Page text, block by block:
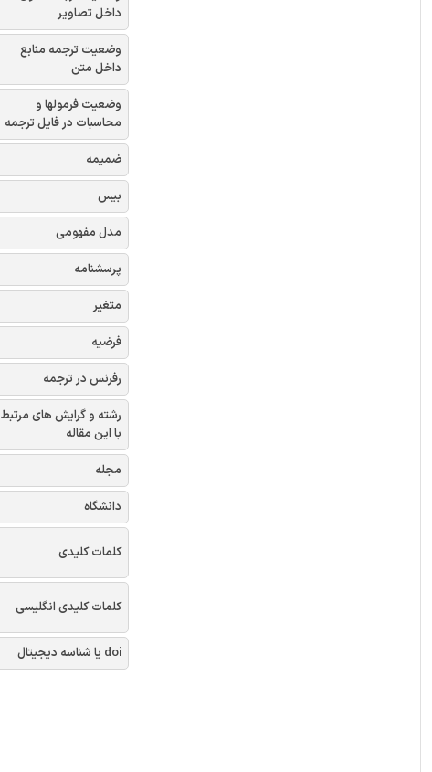
داخل تصاویر
وضعیت ترجمه منابع
داخل متن
وضعیت فرمولها و
محاسبات در فایل ترجمه
ضمیمه
بیس
مدل مفهومی
پرسشنامه
متغیر
فرضیه
رفرنس در ترجمه
رشته و گرایش های مرتبط
با این مقاله
مجله
دانشگاه
کلمات کلیدی
کلمات کلیدی انگلیسی
doi یا شناسه دیجیتال